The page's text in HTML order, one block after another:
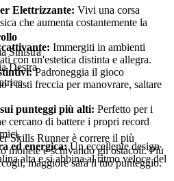
Elettrizzante: Vivi una corsa
che aumenta costantemente la
Immergiti in ambienti
con un'estetica distinta e allegra.
Padroneggia il gioco
i tasti freccia per manovrare, saltare
punteggi più alti: Perfetto per i
cercano di battere i propri record
ed energica:Un eccellente design
alta e si abbina al ritmo veloce del
Sinistra
Destra
Skills Runner è correre il più
monete e schivando gli ostacoli. Più
maggiore sarà il tuo punteggio.